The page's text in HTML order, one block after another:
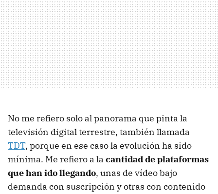
No me refiero solo al panorama que pinta la
televisión digital terrestre, también llamada
TDT, porque en ese caso la evolución ha sido
mínima. Me refiero a la cantidad de plataformas
que han ido llegando, unas de vídeo bajo
demanda con suscripción y otras con contenido